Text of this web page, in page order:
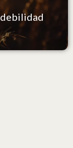
debilidad